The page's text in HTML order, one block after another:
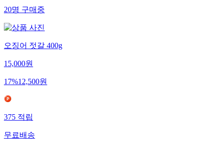
20명 구매중
오징어 젓갈 400g
15,000원
17%12,500원
375 적립
무료배송